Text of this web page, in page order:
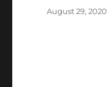
Veröffentlicht
August 29, 2020